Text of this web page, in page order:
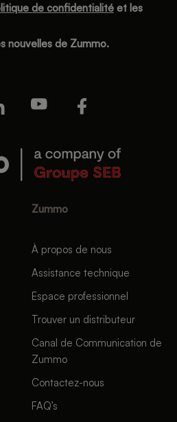
Zummo
À propos de nous
Assistance technique
Espace professionnel
Trouver un distributeur
Canal de Communication de
Zummo
Contactez-nous
FAQ’s
de confidentialité et les
nouvelles de Zummo.